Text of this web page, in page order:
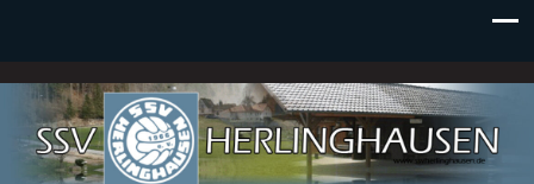
SSV Herlinghausen e. V.